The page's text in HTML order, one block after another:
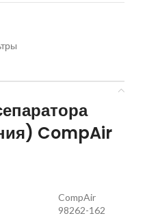
CompAir
CompAir
98262-162